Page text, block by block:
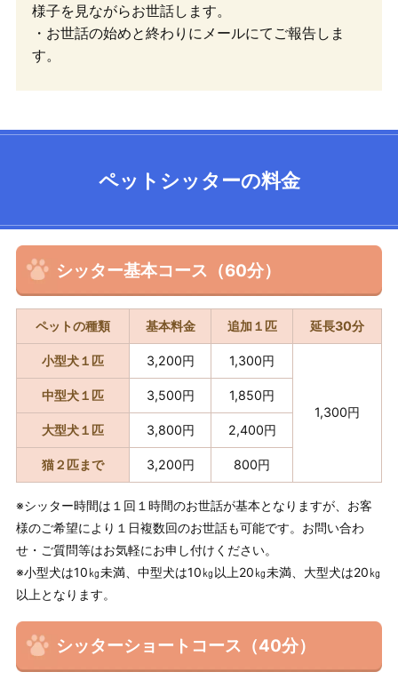
様子を見ながらお世話します。
・お世話の始めと終わりにメールにてご報告しま
す。
ペットシッターの料金
シッター基本コース（60分）
ペットの種類 基本料金 追加１匹 延長30分
小型犬１匹 3,200円 1,300円
1,300円
中型犬１匹 3,500円 1,850円
大型犬１匹 3,800円 2,400円
猫２匹まで 3,200円 800円
※シッター時間は１回１時間のお世話が基本となりますが、お客
様のご希望により１日複数回のお世話も可能です。お問い合わ
せ・ご質問等はお気軽にお申し付けください。
※小型犬は10㎏未満、中型犬は10㎏以上20㎏未満、大型犬は20㎏
以上となります。
シッターショートコース（40分）